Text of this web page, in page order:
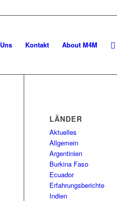
Kontakt About M4M
LÄNDER
Aktuelles
Allgemein
Argentinien
Burkina Faso
Ecuador
Erfahrungsberichte
Indien